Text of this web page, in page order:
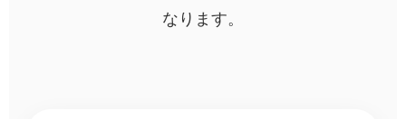
なります。